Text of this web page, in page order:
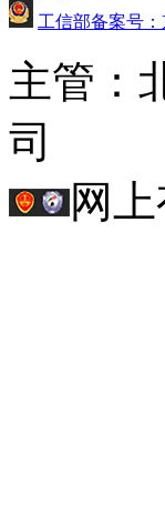
工信部备案号：
主管：
司
网